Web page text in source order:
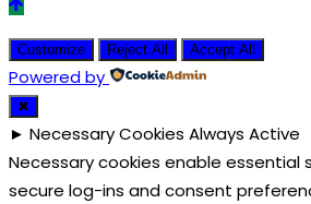
Customize Reject All Accept All
Powered by
✖
► Necessary Cookies Always Active
Necessary cookies enable essential
secure log-ins and consent